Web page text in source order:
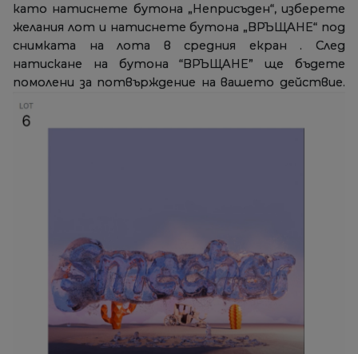
като натиснете бутона „Неприсъден“, изберете
желания лот и натиснете бутона „ВРЪЩАНЕ“ под
снимката на лота в средния екран . След
натискане на бутона “ВРЪЩАНЕ” ще бъдете
помолени за потвърждение на вашето действие.